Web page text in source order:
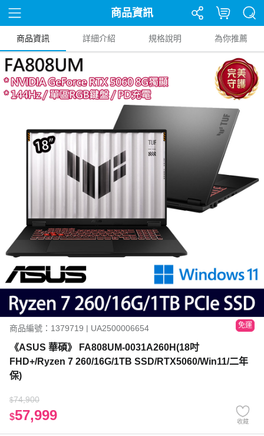
商品資訊
商品資訊 詳細介紹 規格說明 為你推薦
商品編號：1379719 | UA2500006654 免運
《ASUS 華碩》 FA808UM-0031A260H(18吋
FHD+/Ryzen 7 260/16G/1TB SSD/RTX5060/Win11/二年
保)
$74,900
$57,999 收藏